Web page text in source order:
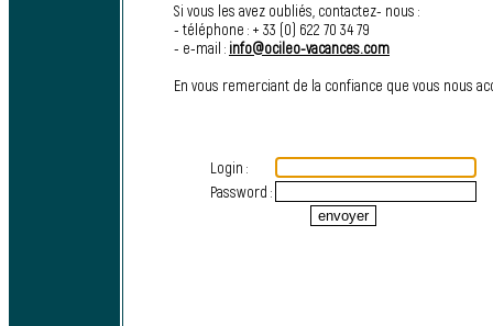
Si vous les avez oubliés, contactez- nous :
- téléphone : + 33 (0) 622 70 34 79
- e-mail : info@ocileo-vacances.com
En vous remerciant de la confiance que vous nous
Login :
Password :